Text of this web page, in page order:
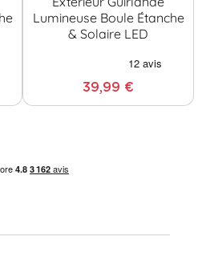
Lumineuse Boule Étanche
& Solaire LED
39,99 €